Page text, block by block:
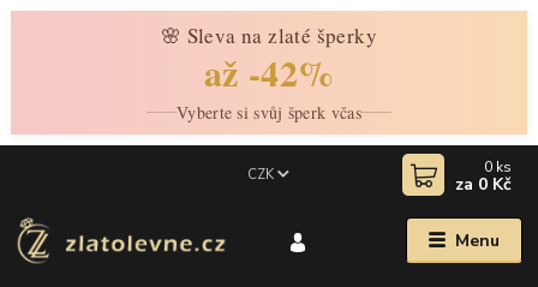
🌸 Sleva na zlaté šperky
až -42%
Vyberte si svůj šperk včas
Menu
CZK 0 ks
za 0 Kč